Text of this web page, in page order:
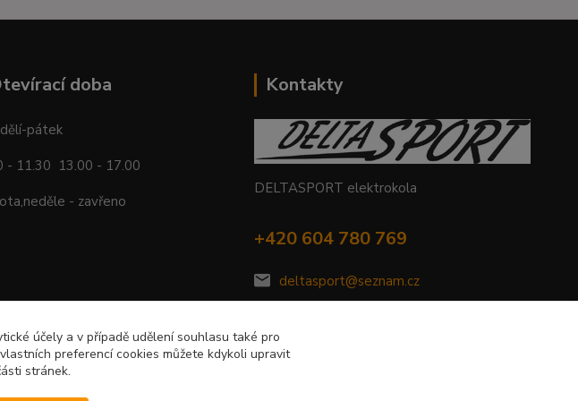
doba
pátek
- 11.30 13.00 - 17.00
- zavřeno
Kontakty
DELTASPORT elektrokola
+420 604 780 769
deltasport@seznam.cz
účely a v případě udělení souhlasu také pro
preferencí cookies můžete kdykoli upravit
stránek.